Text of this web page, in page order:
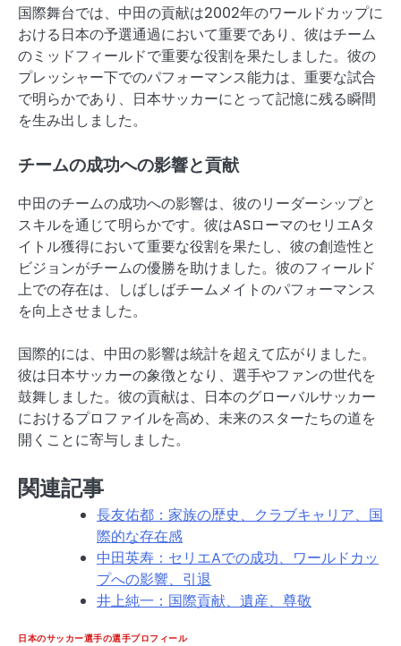
国際舞台では、中田の貢献は2002年のワールドカップに
おける日本の予選通過において重要であり、彼はチーム
のミッドフィールドで重要な役割を果たしました。彼の
プレッシャー下でのパフォーマンス能力は、重要な試合
で明らかであり、日本サッカーにとって記憶に残る瞬間
を生み出しました。
チームの成功への影響と貢献
中田のチームの成功への影響は、彼のリーダーシップと
スキルを通じて明らかです。彼はASローマのセリエAタ
イトル獲得において重要な役割を果たし、彼の創造性と
ビジョンがチームの優勝を助けました。彼のフィールド
上での存在は、しばしばチームメイトのパフォーマンス
を向上させました。
国際的には、中田の影響は統計を超えて広がりました。
彼は日本サッカーの象徴となり、選手やファンの世代を
鼓舞しました。彼の貢献は、日本のグローバルサッカー
におけるプロファイルを高め、未来のスターたちの道を
開くことに寄与しました。
関連記事
長友佑都：家族の歴史、クラブキャリア、国
際的な存在感
中田英寿：セリエAでの成功、ワールドカッ
プへの影響、引退
井上純一：国際貢献、遺産、尊敬
日本のサッカー選手の選手プロフィール